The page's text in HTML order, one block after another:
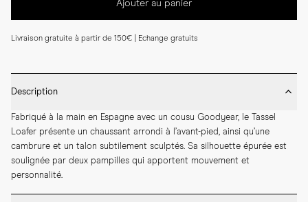
Ajouter au panier
Livraison gratuite à partir de 150€ | Echange gratuits
Description
Fabriqué à la main en Espagne avec un cousu Goodyear, le Tassel
Loafer présente un chaussant arrondi à l’avant-pied, ainsi qu’une
cambrure et un talon subtilement sculptés. Sa silhouette épurée est
soulignée par deux pampilles qui apportent mouvement et
personnalité.